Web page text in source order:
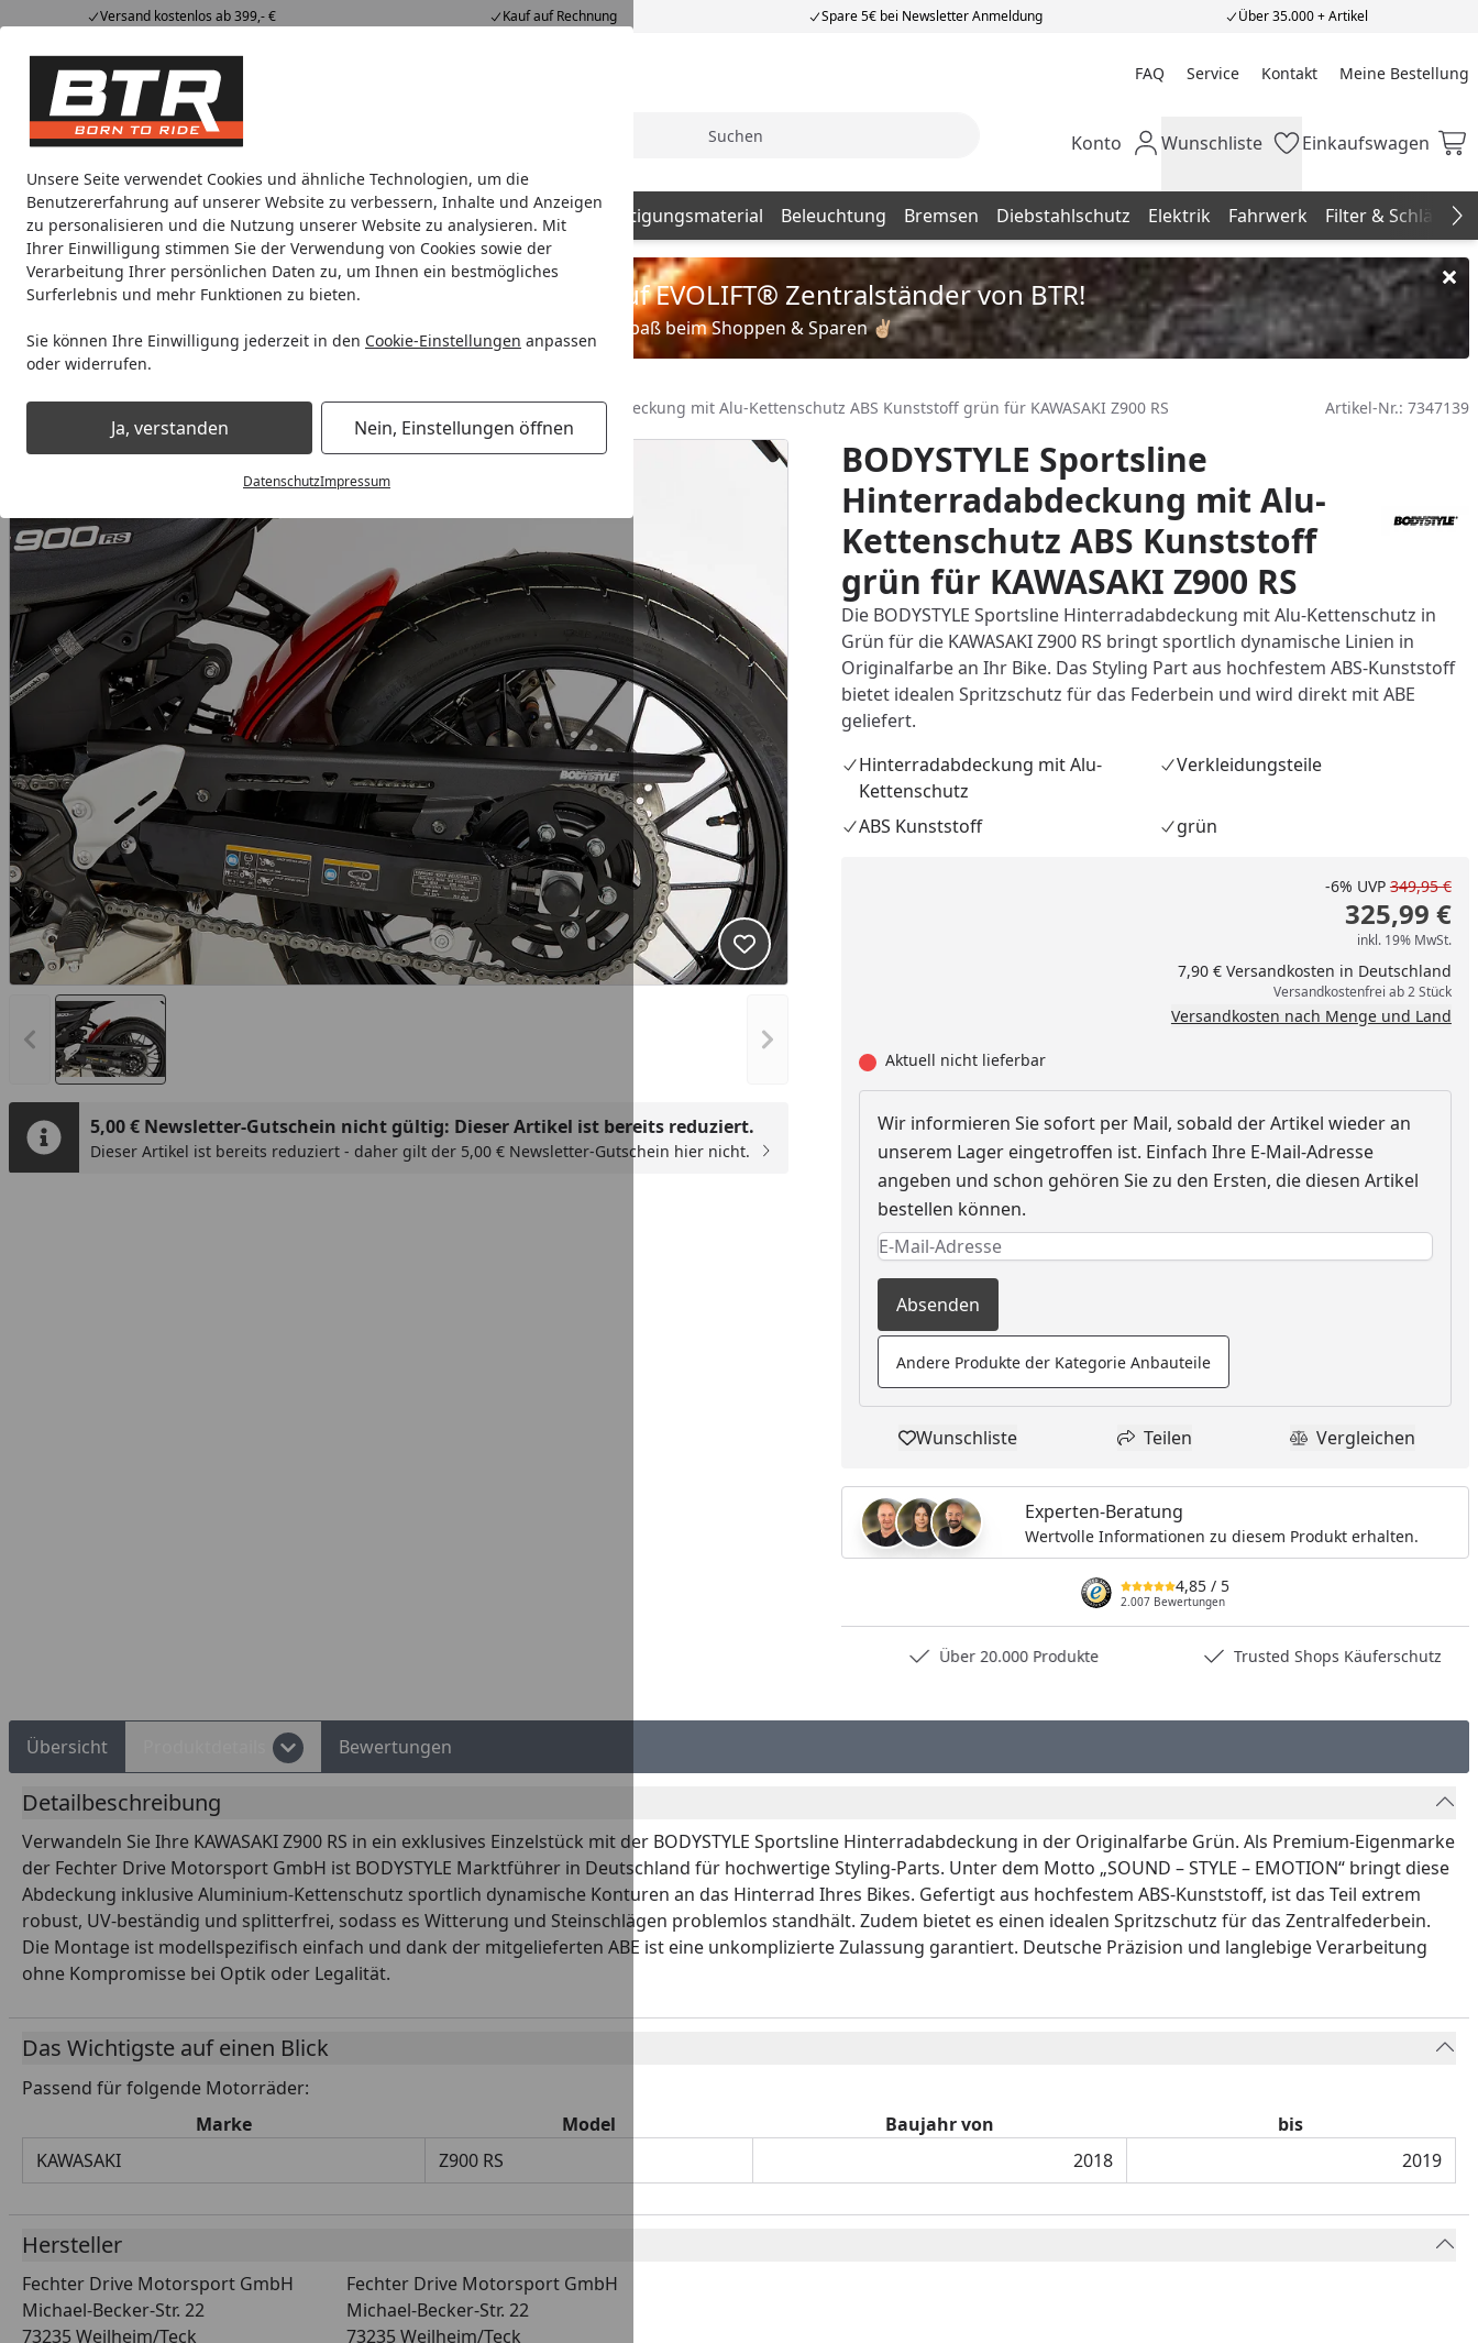
Unsere Seite verwendet Cookies und ähnliche Technologien, um die
Benutzererfahrung auf unserer Website zu verbessern, Inhalte und Anzeigen
zu personalisieren und die Nutzung unserer Website zu analysieren. Mit
Ihrer Einwilligung stimmen Sie der Verwendung von Cookies sowie der
Verarbeitung Ihrer persönlichen Daten zu, um Ihnen ein bestmögliches
Surferlebnis und mehr Funktionen zu bieten.
Sie können Ihre Einwilligung jederzeit in den Cookie-Einstellungen anpassen
oder widerrufen.
Ja, verstanden Nein, Einstellungen öffnen
DatenschutzImpressum
Versand kostenlos ab 399,- € Kauf auf Rechnung Spare 5€ bei Newsletter Anmeldung Über 35.000 + Artikel
Hotline07051 / 9 222 5959
Mi-Fr. 8-12 Uhr FAQ Service Kontakt Meine Bestellung
Meine Bestellung
Alle Produkte
Alle ProdukteMarken Mein Konto
Konto Wunschliste
Wunschliste Einkaufswagen
Einkaufswagen
Motorradteile & Ersatzteile Anbauteile Auspuff Batterien Befestigungsmaterial Beleuchtung Bremsen Diebstahlschutz Elektrik Fahrwerk Filter & Schläuche
Noch 1 Tag und 17 Stunden
Spare bis zu 35% auf EVOLIFT® Zentralständer von BTR!
Viel Spaß beim Shoppen & Sparen ✌🏼
Motorradteile & Ersatzteile Anbauteile BODYSTYLE Sportsline Hinterradabdeckung mit Alu-Kettenschutz ABS Kunststoff grün für KAWASAKI Z900 RS Artikel-Nr.: 7347139
Vorheriges Bild anzeigen Nächstes Bild anzeigen
Produkt zur Wunschliste hinzufügen
5,00 € Newsletter-Gutschein nicht gültig: Dieser Artikel ist bereits reduziert.
Dieser Artikel ist bereits reduziert - daher gilt der 5,00 € Newsletter-Gutschein hier nicht.
BODYSTYLE Sportsline
Hinterradabdeckung mit Alu-
Kettenschutz ABS Kunststoff
grün für KAWASAKI Z900 RS
Die BODYSTYLE Sportsline Hinterradabdeckung mit Alu-Kettenschutz in
Grün für die KAWASAKI Z900 RS bringt sportlich dynamische Linien in
Originalfarbe an Ihr Bike. Das Styling Part aus hochfestem ABS-Kunststoff
bietet idealen Spritzschutz für das Federbein und wird direkt mit ABE
geliefert.
Hinterradabdeckung mit Alu-
Kettenschutz
Verkleidungsteile
ABS Kunststoff grün
-6% UVP 349,95 €
325,99 €
inkl. 19% MwSt.
7,90 € Versandkosten in Deutschland
Versandkostenfrei ab 2 Stück
Versandkosten nach Menge und Land
Aktuell nicht lieferbar
Wir informieren Sie sofort per Mail, sobald der Artikel wieder an
unserem Lager eingetroffen ist. Einfach Ihre E-Mail-Adresse
angeben und schon gehören Sie zu den Ersten, die diesen Artikel
bestellen können.
Keine Eingabe erforderlich
Eingabe erforderlich
Absenden
Andere Produkte der Kategorie Anbauteile
Produkt zur Wunschliste hinzufügen
Wunschliste Teilen
Teilen Produkt
Vergleichen
Experten-Beratung
Wertvolle Informationen zu diesem Produkt erhalten.
4,85 / 5
2.007 Bewertungen
Über 20.000 Produkte Trusted Shops Käuferschutz
Übersicht Bewertungen
Detailbeschreibung
Verwandeln Sie Ihre KAWASAKI Z900 RS in ein exklusives Einzelstück mit der BODYSTYLE Sportsline Hinterradabdeckung in der Originalfarbe Grün. Als Premium-Eigenmarke
der Fechter Drive Motorsport GmbH ist BODYSTYLE Marktführer in Deutschland für hochwertige Styling-Parts. Unter dem Motto „SOUND – STYLE – EMOTION“ bringt diese
Abdeckung inklusive Aluminium-Kettenschutz sportlich dynamische Konturen an das Hinterrad Ihres Bikes. Gefertigt aus hochfestem ABS-Kunststoff, ist das Teil extrem
robust, UV-beständig und splitterfrei, sodass es Witterung und Steinschlägen problemlos standhält. Zudem bietet es einen idealen Spritzschutz für das Zentralfederbein.
Die Montage ist modellspezifisch einfach und dank der mitgelieferten ABE ist eine unkomplizierte Zulassung garantiert. Deutsche Präzision und langlebige Verarbeitung
ohne Kompromisse bei Optik oder Legalität.
Das Wichtigste auf einen Blick
Passend für folgende Motorräder:
Marke
Model Baujahr von
bis
KAWASAKI
Z900 RS 2018 2019
Hersteller
Fechter Drive Motorsport GmbH
Michael-Becker-Str. 22
73235 Weilheim/Teck
Fechter Drive Motorsport GmbH
Michael-Becker-Str. 22
73235 Weilheim/Teck